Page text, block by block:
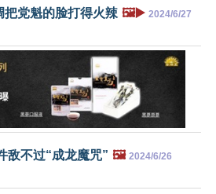
把党魁的脸打得火辣 🖼️▶️ 2024/6/27
敌不过“成龙魔咒” 🖼️ 2024/6/26